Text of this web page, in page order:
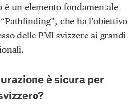
è un elemento fondamentale
che ha l’obiettivo
delle PMI svizzere ai grandi
è sicura per